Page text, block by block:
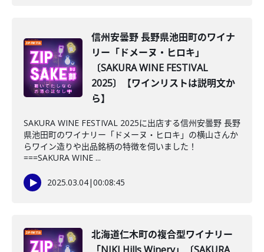
信州安曇野 長野県池田町のワイナ
リー「ドメーヌ・ヒロキ」
〔SAKURA WINE FESTIVAL
2025〕【ワインリストは説明文か
ら】
SAKURA WINE FESTIVAL 2025に出店する信州安曇野 長野
県池田町のワイナリー「ドメーヌ・ヒロキ」の横山さんか
らワイン造りや出品銘柄の特徴を伺いました！
===SAKURA WINE ...
2025.03.04|00:08:45
北海道仁木町の複合型ワイナリー